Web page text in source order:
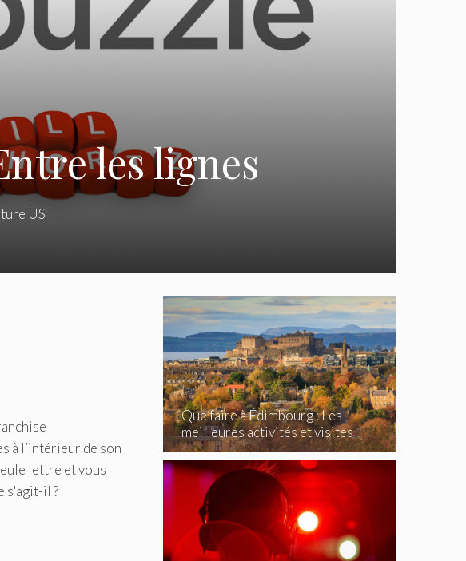
les lignes
US
à l’intérieur de son
lettre et vous
s'agit-il ?
Que faire à Édimbourg : Les
meilleures activités et visites
incontournables